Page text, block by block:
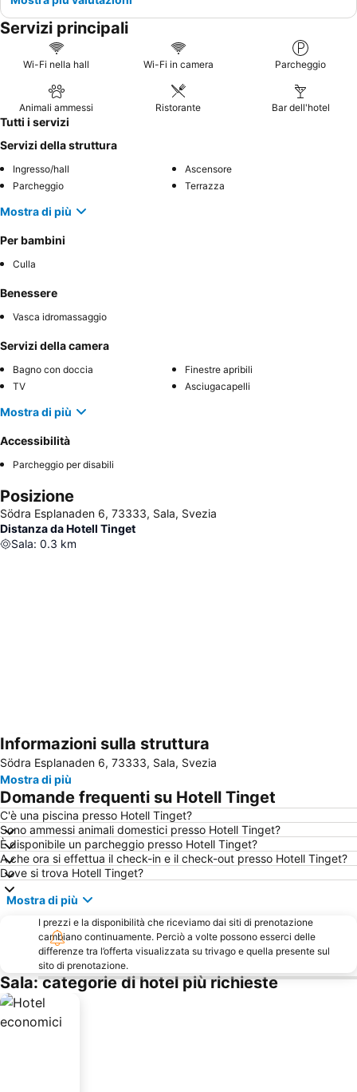
Servizi principali
Wi-Fi nella hall Wi-Fi in camera Parcheggio
Animali ammessi Ristorante Bar dell'hotel
Tutti i servizi
Servizi della struttura
Ingresso/hall
Ascensore
Parcheggio
Terrazza
Mostra di più
Per bambini
Culla
Benessere
Vasca idromassaggio
Servizi della camera
Bagno con doccia
Finestre apribili
TV
Asciugacapelli
Mostra di più
Accessibilità
Parcheggio per disabili
Posizione
Södra Esplanaden 6, 73333, Sala, Svezia
Distanza da Hotell Tinget
Sala: 0.3 km
Espandi mappa
Informazioni sulla struttura
Södra Esplanaden 6, 73333, Sala, Svezia
Mostra di più
Domande frequenti su Hotell Tinget
C'è una piscina presso Hotell Tinget?
Sono ammessi animali domestici presso Hotell Tinget?
È disponibile un parcheggio presso Hotell Tinget?
A che ora si effettua il check-in e il check-out presso Hotell Tinget?
Dove si trova Hotell Tinget?
Mostra di più
I prezzi e la disponibilità che riceviamo dai siti di prenotazione
cambiano continuamente. Perciò a volte possono esserci delle
differenze tra l’offerta visualizzata su trivago e quella presente sul
sito di prenotazione.
Sala: categorie di hotel più richieste